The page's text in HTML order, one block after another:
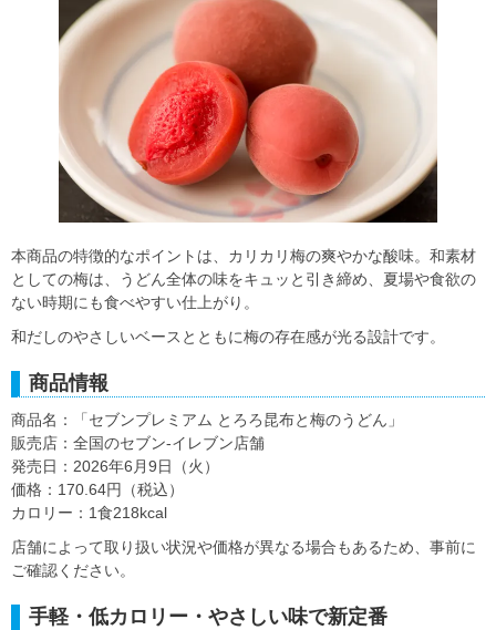
本商品の特徴的なポイントは、カリカリ梅の爽やかな酸味。和素材
としての梅は、うどん全体の味をキュッと引き締め、夏場や食欲の
ない時期にも食べやすい仕上がり。
和だしのやさしいベースとともに梅の存在感が光る設計です。
商品情報
商品名：「セブンプレミアム とろろ昆布と梅のうどん」
販売店：全国のセブン‐イレブン店舗
発売日：2026年6月9日（火）
価格：170.64円（税込）
カロリー：1食218kcal
店舗によって取り扱い状況や価格が異なる場合もあるため、事前に
ご確認ください。
手軽・低カロリー・やさしい味で新定番